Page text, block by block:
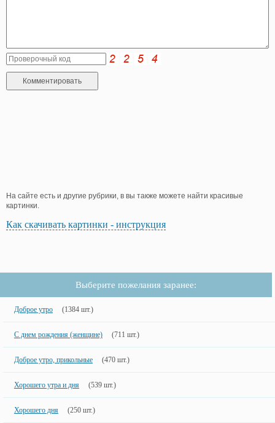
На сайте есть и другие рубрики, в вы также можете найти красивые
картинки.
Как скачивать картинки - инструкция
Выберите пожелания заранее:
Доброе утро (1384 шт.)
С днем рождения (женщине) (711 шт.)
Доброе утро, прикольные (470 шт.)
Хорошего утра и дня (539 шт.)
Хорошего дня (250 шт.)